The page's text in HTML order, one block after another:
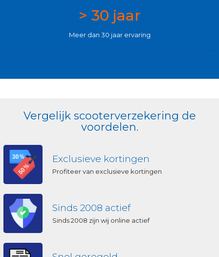
> 30 jaar
Meer dan 30 jaar ervaring
Vergelijk scooterverzekering de
voordelen.
Exclusieve kortingen
Profiteer van exclusieve kortingen
Sinds 2008 actief
Sinds 2008 zijn wij online actief